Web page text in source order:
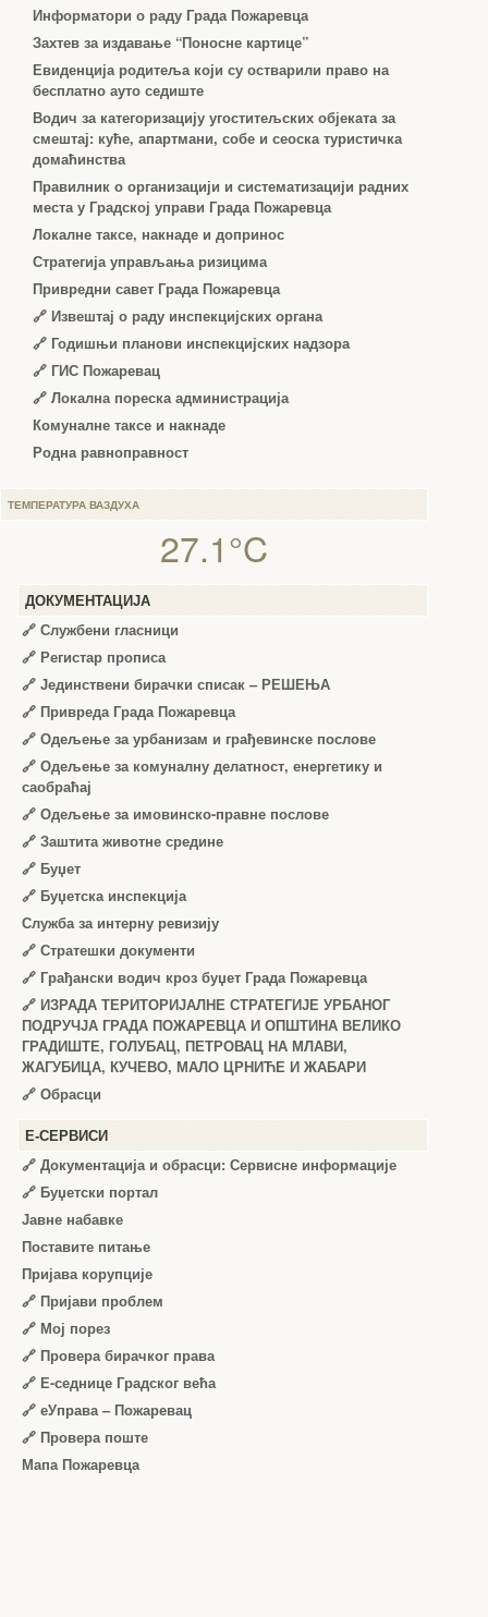
Информатори о раду Града Пожаревца
Захтев за издавање “Поносне картице”
Евиденција родитеља који су остварили право на
бесплатно ауто седиште
Водич за категоризацију угоститељских објеката за
смештај: куће, апартмани, собе и сеоска туристичка
домаћинства
Правилник о организацији и систематизацији радних
места у Градској управи Града Пожаревца
Локалне таксе, накнаде и допринос
Стратегија управљања ризицима
Привредни савет Града Пожаревца
🔗 Извештај о раду инспекцијских органа
🔗 Годишњи планови инспекцијских надзора
🔗 ГИС Пожаревац
🔗 Локална пореска администрација
Комуналне таксе и накнаде
Родна равноправност
ТЕМПЕРАТУРА ВАЗДУХА
27.1°C
ДОКУМЕНТАЦИЈА
🔗 Службени гласници
🔗 Регистар прописа
🔗 Јединствени бирачки списак – РЕШЕЊА
🔗 Привреда Града Пожаревца
🔗 Одељење за урбанизам и грађевинске послове
🔗 Одељење за комуналну делатност, енергетику и
саобраћај
🔗 Одељење за имовинско-правне послове
🔗 Заштита животне средине
🔗 Буџет
🔗 Буџетска инспекција
Служба за интерну ревизију
🔗 Стратешки документи
🔗 Грађански водич кроз буџет Града Пожаревца
🔗 ИЗРАДА ТЕРИТОРИЈАЛНЕ СТРАТЕГИЈЕ УРБАНОГ
ПОДРУЧЈА ГРАДА ПОЖАРЕВЦА И ОПШТИНА ВЕЛИКО
ГРАДИШТЕ, ГОЛУБАЦ, ПЕТРОВАЦ НА МЛАВИ,
ЖАГУБИЦА, КУЧЕВО, МАЛО ЦРНИЋЕ И ЖАБАРИ
🔗 Обрасци
Е-СЕРВИСИ
🔗 Документација и обрасци: Сервисне информације
🔗 Буџетски портал
Јавне набавке
Поставите питање
Пријава корупције
🔗 Пријави проблем
🔗 Мој порез
🔗 Провера бирачког права
🔗 Е-седнице Градског већа
🔗 еУправа – Пожаревац
🔗 Провера поште
Мапа Пожаревца